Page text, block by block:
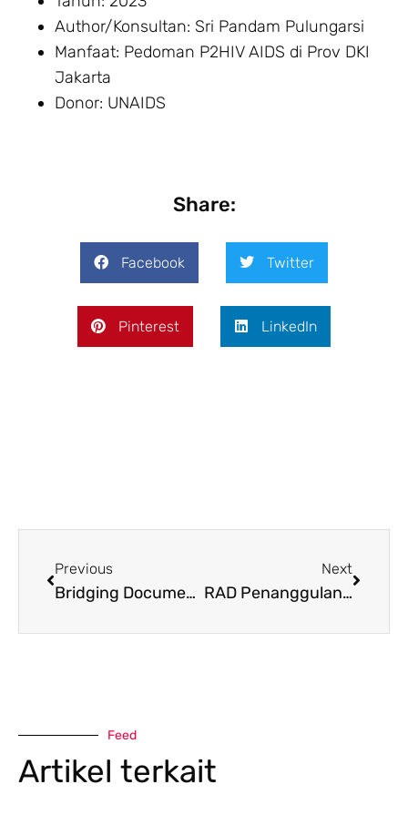
Author/Konsultan: Sri Pandam Pulungarsi
Manfaat: Pedoman P2HIV AIDS di Prov DKI
Jakarta
Donor: UNAIDS
Share:
Facebook Twitter
Pinterest LinkedIn
Previous
Bridging Document RAN Pencegahan HIV AIDS dan IMS 2024–2026: Upaya Penguatan Kebijakan Nasional
Next
RAD Penanggulangan HIV AIDS dan PIMS Tahun 2024 – 2029 Prov. Bali
Feed
Artikel terkait